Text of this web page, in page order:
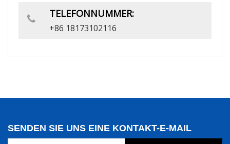
TELEFONNUMMER:
+86 18173102116
SENDEN SIE UNS EINE KONTAKT-E-MAIL